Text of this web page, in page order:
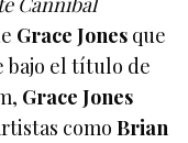
Grace Jones que
bajo el título de
Grace Jones
comoBrian